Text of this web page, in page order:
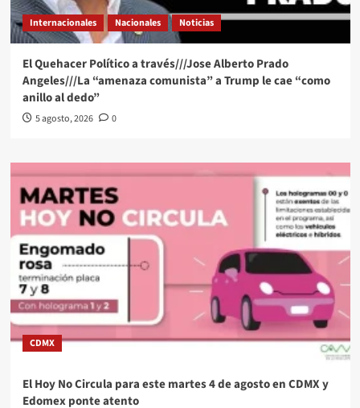
Internacionales Nacionales Noticias
El Quehacer Político a través///Jose Alberto Prado
Angeles///La “amenaza comunista” a Trump le cae “como
anillo al dedo”
5 agosto, 2026 0
CDMX
El Hoy No Circula para este martes 4 de agosto en CDMX y
Edomex ponte atento